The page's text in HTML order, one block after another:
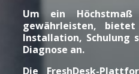
Um ein
gewährleisten,
Installation, Schulung
Diagnose an.
Die FreshDesk-